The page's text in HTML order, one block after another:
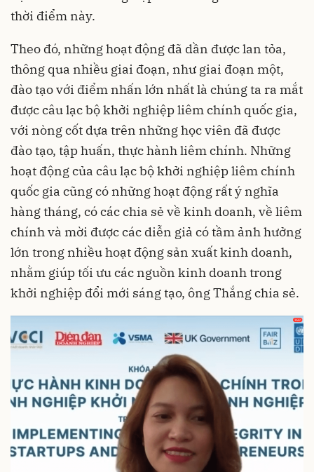
thời điểm này.
Theo đó, những hoạt động đã dần được lan tỏa,
thông qua nhiều giai đoạn, như giai đoạn một,
đào tạo với điểm nhấn lớn nhất là chúng ta ra mắt
được câu lạc bộ khởi nghiệp liêm chính quốc gia,
với nòng cốt dựa trên những học viên đã được
đào tạo, tập huấn, thực hành liêm chính. Những
hoạt động của câu lạc bộ khởi nghiệp liêm chính
quốc gia cũng có những hoạt động rất ý nghĩa
hàng tháng, có các chia sẻ về kinh doanh, về liêm
chính và mời được các diễn giả có tầm ảnh hưởng
lớn trong nhiều hoạt động sản xuất kinh doanh,
nhằm giúp tối ưu các nguồn kinh doanh trong
khởi nghiệp đổi mới sáng tạo, ông Thắng chia sẻ.